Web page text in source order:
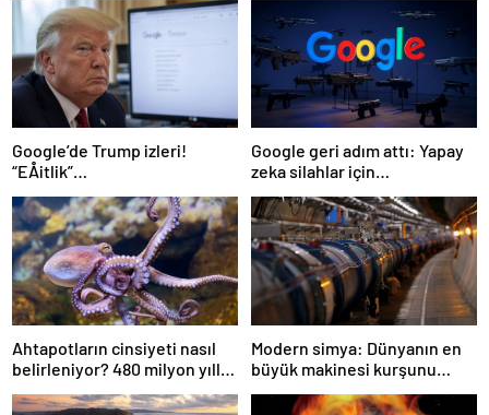
Google’de Trump izleri!
“EÅitlik”
ilkesiÂ rafaÂ kaldÄ±rÄ±lÄ±yor,
iÅe alÄ±m sÃ¼reci deÄiÅiyor
Google geri adım attı: Yapay
zeka silahlar için
kullanılabilecek
Ahtapotların cinsiyeti nasıl
belirleniyor? 480 milyon yıllık
gizem çözüldü
Modern simya: Dünyanın en
büyük makinesi kurşunu
altına dönüştürdü